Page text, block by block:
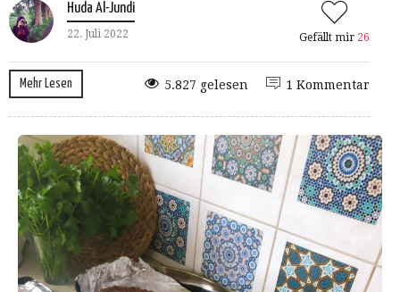
Huda Al-Jundi
22. Juli 2022 Gefällt mir 26
Mehr Lesen 1 Kommentar
5.827 gelesen